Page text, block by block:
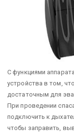
С функциями
устройства в том,
достаточным для
При проведении
подключить к
чтобы заправить,